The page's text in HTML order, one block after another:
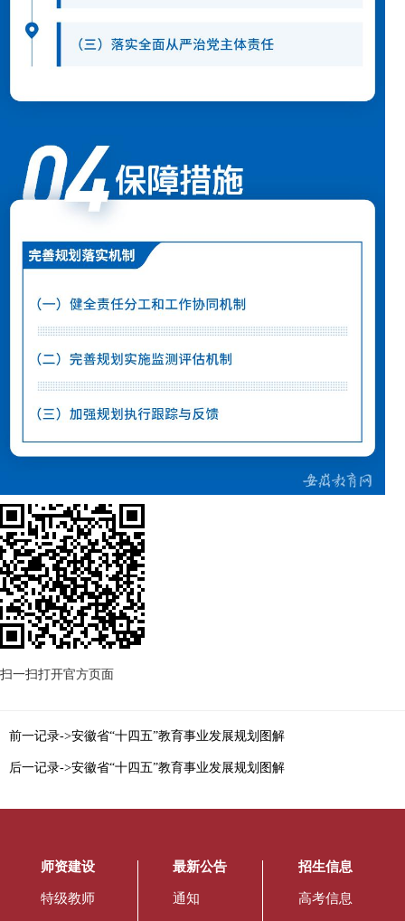
扫一扫打开官方页面
前一记录->安徽省“十四五”教育事业发展规划图解
后一记录->安徽省“十四五”教育事业发展规划图解
师资建设
特级教师
最新公告
通知
招生信息
高考信息